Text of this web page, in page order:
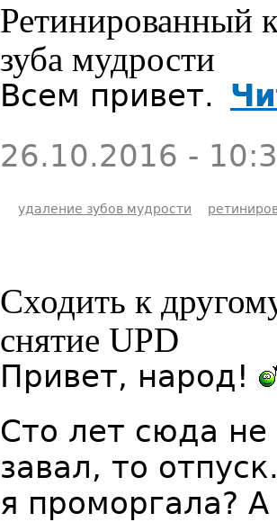
Ретинированный
зуба мудрости
Всем привет.
26.10.2016 -
удаление зубов мудрости
Сходить к
снятие UPD
Привет, народ!
Сто лет сюда не
завал, то
я проморгала?